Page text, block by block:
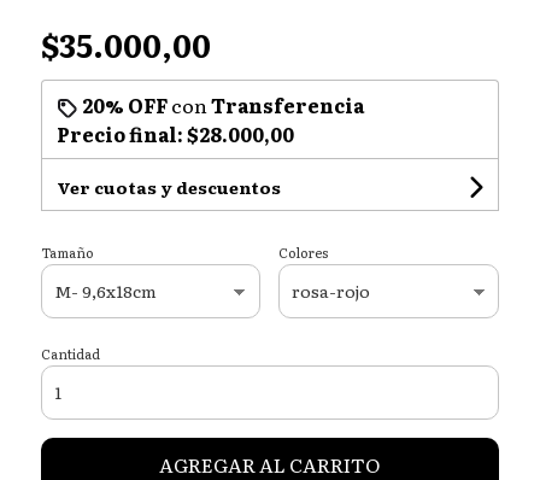
$35.000,00
20% OFFcon Transferencia
Precio final:$28.000,00
Ver cuotas y descuentos
Tamaño Colores
Cantidad
AGREGAR AL CARRITO